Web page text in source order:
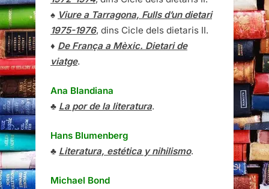
♠ Viure a Tarragona, Fulls d’un dietari
1975-1976, dins Cicle dels dietaris II.
♦ De França a Mèxic. Dietari de
viatge.
Ana Blandiana
♣ La por de la literatura.
Hans Blumenberg
♣ Literatura, estética y nihilismo.
Michael Bond